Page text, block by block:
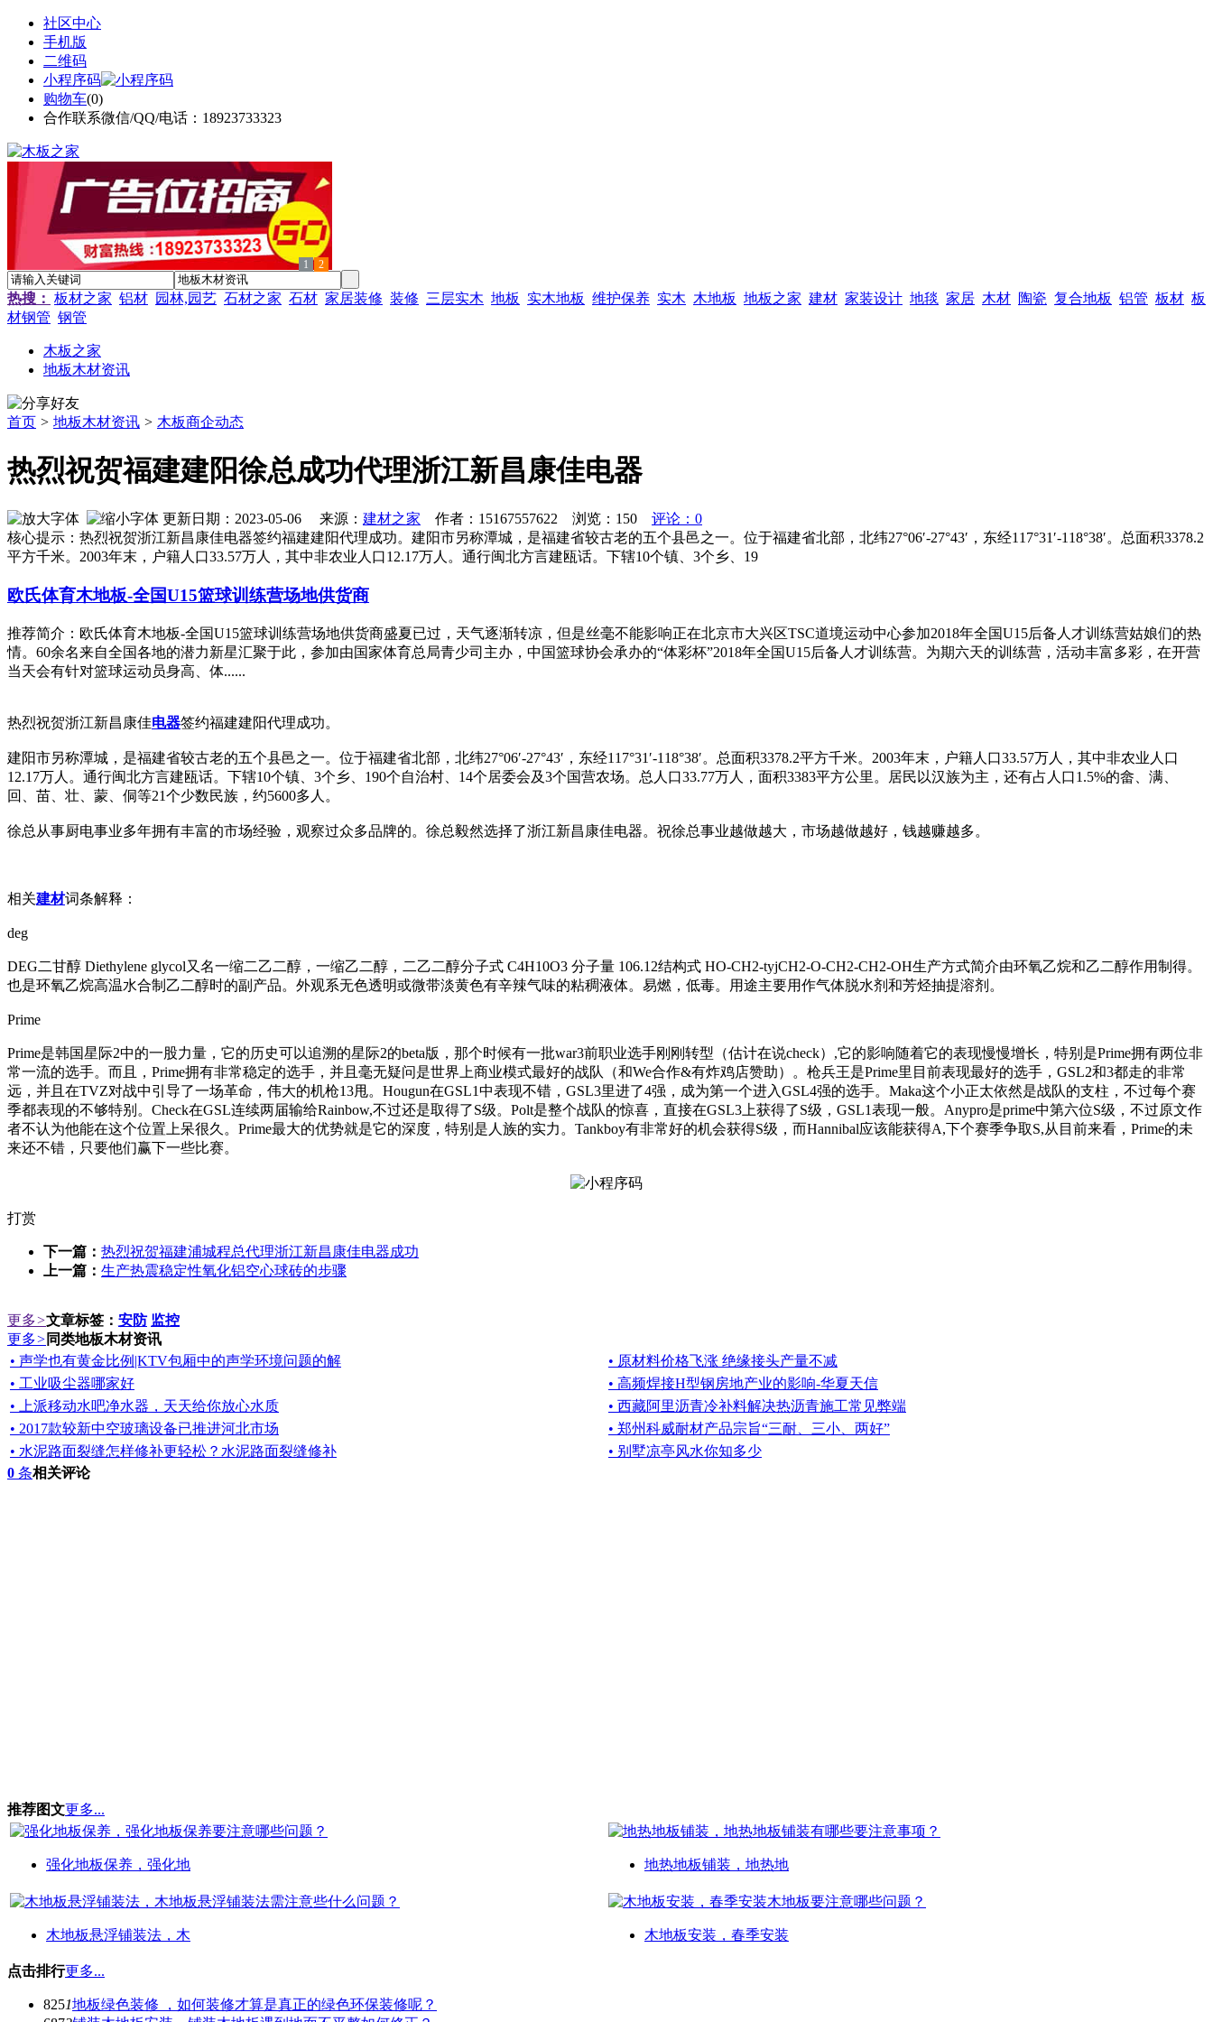
社区中心
手机版
二维码
小程序码
购物车(0)
合作联系微信/QQ/电话：18923733323
1 2
热搜： 板材之家 铝材 园林,园艺 石材之家 石材 家居装修 装修 三层实木 地板 实木地板 维护保养 实木 木地板 地板之家 建材 家装设计 地毯 家居 木材 陶瓷 复合地板 铝管 板材 板
材钢管 钢管
木板之家
地板木材资讯
首页 > 地板木材资讯 > 木板商企动态
热烈祝贺福建建阳徐总成功代理浙江新昌康佳电器
更新日期：2023-05-06 来源： 建材之家 作者：15167557622 浏览： 150
评论：0
核心提示：热烈祝贺浙江新昌康佳电器签约福建建阳代理成功。建阳市另称潭城，是福建省较古老的五个县邑之一。位于福建省北部，北纬27°06′-27°43′，东经117°31′-118°38′。总面积3378.2
平方千米。2003年末，户籍人口33.57万人，其中非农业人口12.17万人。通行闽北方言建瓯话。下辖10个镇、3个乡、19
欧氏体育木地板-全国U15篮球训练营场地供货商
推荐简介：欧氏体育木地板-全国U15篮球训练营场地供货商盛夏已过，天气逐渐转凉，但是丝毫不能影响正在北京市大兴区TSC道境运动中心参加2018年全国U15后备人才训练营姑娘们的热
情。60余名来自全国各地的潜力新星汇聚于此，参加由国家体育总局青少司主办，中国篮球协会承办的“体彩杯”2018年全国U15后备人才训练营。为期六天的训练营，活动丰富多彩，在开营
当天会有针对篮球运动员身高、体......
热烈祝贺浙江新昌康佳电器签约福建建阳代理成功。
建阳市另称潭城，是福建省较古老的五个县邑之一。位于福建省北部，北纬27°06′-27°43′，东经117°31′-118°38′。总面积3378.2平方千米。2003年末，户籍人口33.57万人，其中非农业人口
12.17万人。通行闽北方言建瓯话。下辖10个镇、3个乡、190个自治村、14个居委会及3个国营农场。总人口33.77万人，面积3383平方公里。居民以汉族为主，还有占人口1.5%的畲、满、
回、苗、壮、蒙、侗等21个少数民族，约5600多人。
徐总从事厨电事业多年拥有丰富的市场经验，观察过众多品牌的。徐总毅然选择了浙江新昌康佳电器。祝徐总事业越做越大，市场越做越好，钱越赚越多。
相关建材词条解释：
deg
DEG二甘醇 Diethylene glycol又名一缩二乙二醇，一缩乙二醇，二乙二醇分子式 C4H10O3 分子量 106.12结构式 HO-CH2-tyjCH2-O-CH2-CH2-OH生产方式简介由环氧乙烷和乙二醇作用制得。
也是环氧乙烷高温水合制乙二醇时的副产品。外观系无色透明或微带淡黄色有辛辣气味的粘稠液体。易燃，低毒。用途主要用作气体脱水剂和芳烃抽提溶剂。
Prime
Prime是韩国星际2中的一股力量，它的历史可以追溯的星际2的beta版，那个时候有一批war3前职业选手刚刚转型（估计在说check）,它的影响随着它的表现慢慢增长，特别是Prime拥有两位非
常一流的选手。而且，Prime拥有非常稳定的选手，并且毫无疑问是世界上商业模式最好的战队（和We合作&有炸鸡店赞助）。枪兵王是Prime里目前表现最好的选手，GSL2和3都走的非常
远，并且在TVZ对战中引导了一场革命，伟大的机枪13甩。Hougun在GSL1中表现不错，GSL3里进了4强，成为第一个进入GSL4强的选手。Maka这个小正太依然是战队的支柱，不过每个赛
季都表现的不够特别。Check在GSL连续两届输给Rainbow,不过还是取得了S级。Polt是整个战队的惊喜，直接在GSL3上获得了S级，GSL1表现一般。Anypro是prime中第六位S级，不过原文作
者不认为他能在这个位置上呆很久。Prime最大的优势就是它的深度，特别是人族的实力。Tankboy有非常好的机会获得S级，而Hannibal应该能获得A,下个赛季争取S,从目前来看，Prime的未
来还不错，只要他们赢下一些比赛。
打赏
下一篇： 热烈祝贺福建浦城程总代理浙江新昌康佳电器成功
上一篇： 生产热震稳定性氧化铝空心球砖的步骤
更多>文章标签： 安防 监控
更多> 同类地板木材资讯
• 声学也有黄金比例|KTV包厢中的声学环境问题的解
• 原材料价格飞涨 绝缘接头产量不减
• 工业吸尘器哪家好
• 高频焊接H型钢房地产业的影响-华夏天信
• 上派移动水吧净水器，天天给你放心水质
• 西藏阿里沥青冷补料解决热沥青施工常见弊端
• 2017款较新中空玻璃设备已推进河北市场
• 郑州科威耐材产品宗旨“三耐、三小、两好”
• 水泥路面裂缝怎样修补更轻松？水泥路面裂缝修补
• 别墅凉亭风水你知多少
0 条相关评论
推荐图文更多...
强化地板保养，强化地 地热地板铺装，地热地
木地板悬浮铺装法，木 木地板安装，春季安装
点击排行更多...
8251地板绿色装修 ，如何装修才算是真正的绿色环保装修呢？